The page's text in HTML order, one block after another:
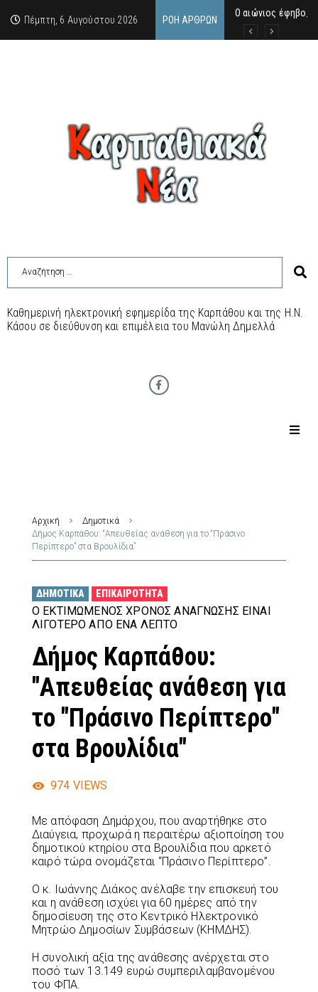
Πέμπτη, 6 Αυγούστου 2026 ΡΟΉ ΆΡΘΡΩΝ
Ο αιώνιος έφηβος
Δικαστική
Άμεση
Καθημερινή ηλεκτρονική εφημερίδα της Καρπάθου και της Η.Ν.
Κάσου σε διεύθυνση και επιμέλεια του Μανώλη Δημελλά
Αρχική
Δημοτικά
Δήμος Καρπάθου: “Απευθείας ανάθεση για το “Πράσινο
Περίπτερο” στα Βρουλίδια”
ΔΗΜΟΤΙΚΆ ΕΠΙΚΑΙΡΌΤΗΤΑ
Ο ΕΚΤΙΜΏΜΕΝΟΣ ΧΡΌΝΟΣ ΑΝΆΓΝΩΣΗΣ ΕΊΝΑΙ
ΛΙΓΌΤΕΡΟ ΑΠΌ ΈΝΑ ΛΕΠΤΌ
Δήμος Καρπάθου:
"Απευθείας ανάθεση για
το "Πράσινο Περίπτερο"
στα Βρουλίδια"
974 VIEWS
Με απόφαση Δημάρχου, που αναρτήθηκε στο
Διαύγεια, προχωρά η περαιτέρω αξιοποίηση του
δημοτικού κτηρίου στα Βρουλίδια που αρκετό
καιρό τώρα ονομάζεται “Πράσινο Περίπτερο”.
Ο κ. Ιωάννης Διάκος ανέλαβε την επισκευή του
και η ανάθεση ισχύει για 60 ημέρες από την
δημοσίευση της στο Κεντρικό Ηλεκτρονικό
Μητρώο Δημοσίων Συμβάσεων (ΚΗΜΔΗΣ).
Η συνολική αξία της ανάθεσης ανέρχεται στο
ποσό των 13.149 ευρώ συμπεριλαμβανομένου
του ΦΠΑ.